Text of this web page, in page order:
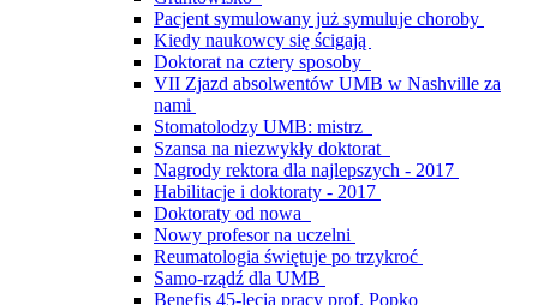
Pacjent symulowany już symuluje choroby
Kiedy naukowcy się ścigają
Doktorat na cztery sposoby
VII Zjazd absolwentów UMB w Nashville za
nami
Stomatolodzy UMB: mistrz
Szansa na niezwykły doktorat
Nagrody rektora dla najlepszych - 2017
Habilitacje i doktoraty - 2017
Doktoraty od nowa
Nowy profesor na uczelni
Reumatologia świętuje po trzykroć
Samo-rządź dla UMB
Benefis 45-lecia pracy prof. Popko